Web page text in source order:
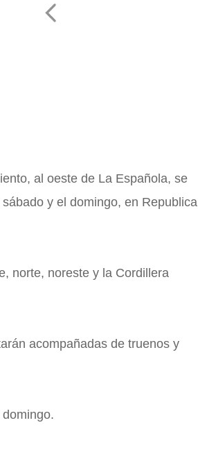
al oeste de La Española, se
y el domingo, en Republica
norte, noreste y la Cordillera
acompañadas de truenos y